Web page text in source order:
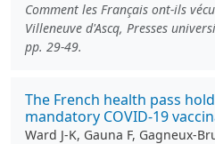
Comment les Français ont-ils
Villeneuve d'Ascq, Presses
pp. 29-49.
The French health pass
mandatory COVID-19
Ward J-K, Gauna F, Gagneux-